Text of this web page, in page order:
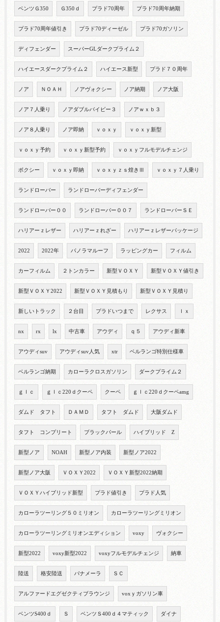
ベンツＧ350 Ｇ350ｄ プラド70周年 プラド70周年納期
プラド70周年値引き プラド70ディーゼル プラド70ガソリン
ディフェンダー スーパーGLダークプライム２
ハイエースダークプライム２ ハイエース新型 プラド７０周年
ノア ＮＯＡＨ ノアヴォクシー ノア納期 ノア大阪
ノア７人乗り ノアダブルバイビー３ ノアｗｘｂ３
ノア８人乗り ノア即納 ｖｏｘｙ ｖｏｘｙ新型
ｖｏｘｙ予約 ｖｏｘｙ新型予約 ｖｏｘｙフルモデルチェンジ
ボクシー ｖｏｘｙ即納 ｖｏｘｙｚｓ煌きⅢ ｖｏｘｙ７人乗り
ランドローバー ランドローバーディフェンダー
ランドローバー００ ランドローバー００７ ランドローバーＳＥ
ハリアーｚレザー ハリアーｚれざー ハリアーｚレザーパッケージ
2022 2022年 パノラマルーフ ラッピングカー フィルム
カーフィルム ２トンカラー 新型ＶＯＸＹ 新型ＶＯＸＹ値引き
新型ＶＯＸＹ2022 新型ＶＯＸＹ見積もり 新型ＶＯＸＹ見積り
新しいトラック ２台目 プラドいつまで レクサス ｌｘ
nx rx lx 中古車 アウディ ｑ５ アウディ新車
アウディsuv アウディsuv人気 xtr ベルランゴ特別仕様車
ベルランゴ納期 カローラクロスガソリン ダークプライム２
ｇｌｃ ｇｌｃ220ｄクーペ クーペ ｇｌｃ220ｄクーペamg
ダムド タフト ＤＡＭＤ タフト ダムド 大阪ダムド
タフト コンプリート ブラックパール ハイブリッド Z
新型ノア NOAH 新型ノア内装 新型ノア2022
新型ノア大阪 ＶＯＸＹ2022 ＶＯＸＹ新型2022納期
ＶＯＸＹハイブリッド新型 プラド値引き プラド人気
カローラツーリング５０ミリオン カローラツーリングミリオン
カローラツーリングミリオンエディション voxy ヴォクシー
新型2022 voxy新型2022 voxyフルモデルチェンジ 納車
陸送 格安陸送 パナメーラ ＳＣ
アルファードエグゼクティブラウンジ voxｙガソリン車
ベンツS400ｄ Ｓ ベンツＳ400ｄ４マティック ダイナ